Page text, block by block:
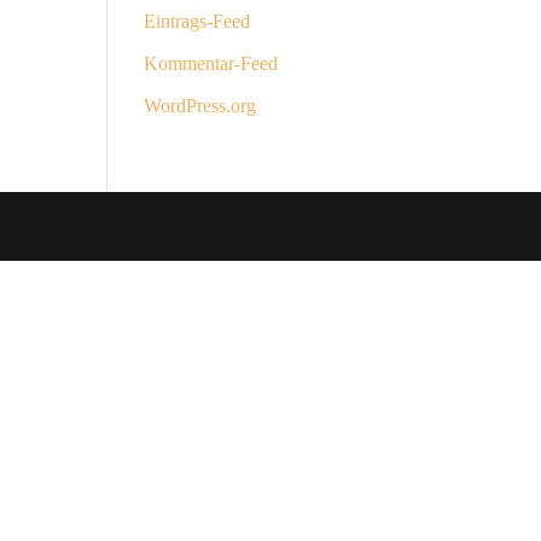
Eintrags-Feed
Kommentar-Feed
WordPress.org